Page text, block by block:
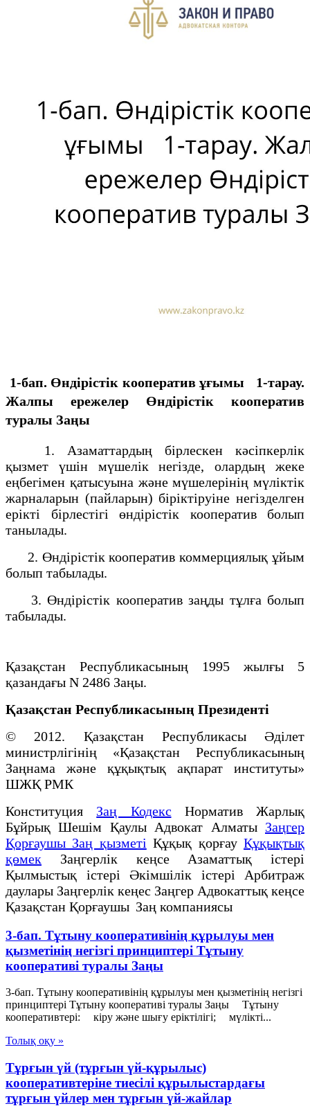
1-бап. Өндiрiстiк кооператив ұғымы
1-тарау.
Жалпы ережелер Өндiрiстiк кооператив
туралы Заңы
1. Азаматтардың бiрлескен кәсiпкерлiк
қызмет үшiн мүшелiк негiзде, олардың жеке
еңбегiмен қатысуына және мүшелерiнiң мүлiктiк
жарналарын (пайларын) бiрiктiруiне негiзделген
ерiктi бiрлестiгi өндiрiстiк кооператив болып
танылады.
2. Өндiрiстiк кооператив коммерциялық ұйым
болып табылады.
3. Өндiрiстiк кооператив заңды тұлға болып
табылады.
Қазақстан Республикасының 1995 жылғы 5
қазандағы N 2486 Заңы.
Қазақстан Республикасының Президенті
© 2012. Қазақстан Республикасы Әділет
министрлігінің «Қазақстан Республикасының
Заңнама және құқықтық ақпарат институты»
ШЖҚ РМК
Конституция Заң Кодекс Норматив Жарлық
Бұйрық Шешім Қаулы Адвокат Алматы Заңгер
Қорғаушы Заң қызметі Құқық қорғауҚұқықтық
қөмек Заңгерлік кеңсе Азаматтық істері
Қылмыстық істері Әкімшілік істері Арбитраж
даулары Заңгерлік кеңес Заңгер Адвокаттық кеңсе
Қазақстан Қорғаушы Заң компаниясы
3-бап. Тұтыну кооперативiнiң құрылуы мен
қызметiнiң негiзгі принциптерi Тұтыну
кооперативі туралы Заңы
3-бап. Тұтыну кооперативiнiң құрылуы мен қызметiнiң негiзгі
принциптерi Тұтыну кооперативі туралы Заңы Тұтыну
кооперативтерi: кiру және шығу ерiктiлiгi; мүлiктi...
Толық оқу »
Тұрғын үй (тұрғын үй-құрылыс)
кооперативтеріне тиесілі құрылыстардағы
тұрғын үйлер мен тұрғын үй-жайлар